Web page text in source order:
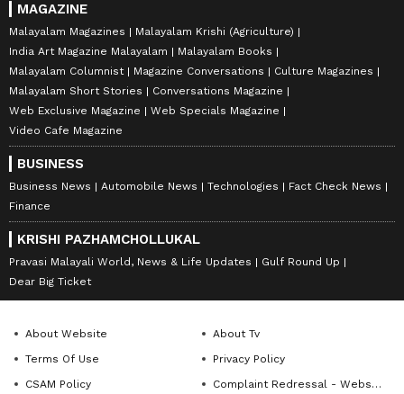
MAGAZINE
Malayalam Magazines
Malayalam Krishi (Agriculture)
India Art Magazine Malayalam
Malayalam Books
Malayalam Columnist
Magazine Conversations
Culture Magazines
Malayalam Short Stories
Conversations Magazine
Web Exclusive Magazine
Web Specials Magazine
Video Cafe Magazine
BUSINESS
Business News Automobile News Technologies
Fact Check News
Finance
KRISHI PAZHAMCHOLLUKAL
Pravasi Malayali World, News & Life Updates
Gulf Round Up
Dear Big Ticket
About Website
About Tv
Terms Of Use
Privacy Policy
CSAM Policy
Complaint Redressal - Website